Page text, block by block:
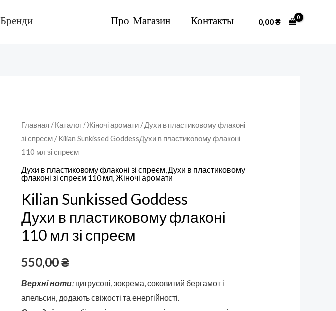
Бренди Про Магазин Контакты 0,00₴
Главная /Каталог /Жіночі аромати /Духи в пластиковому флаконі
зі спреєм / Kilian Sunkissed GoddessДухи в пластиковому флаконі
110 мл зі спреєм
Духи в пластиковому флаконі зі спреєм,Духи в пластиковому
флаконі зі спреєм 110 мл,Жіночі аромати
Kilian Sunkissed Goddess
Духи в пластиковому флаконі
110 мл зі спреєм
550,00₴
Верхні ноти:цитрусові, зокрема, соковитий бергамот і
апельсин, додають свіжості та енергійності.
Количество
товара
Kilian
Sunkissed
GoddessДухи
в
пластиковому
флаконі
110
зі
спреєм